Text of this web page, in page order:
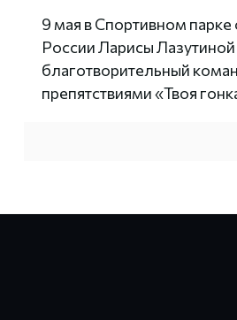
9 мая в Спортивном
России Ларисы Лазутиной
благотворительный
препятствиями «Твоя